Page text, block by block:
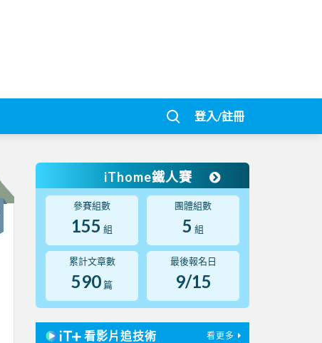
登入/註冊
iThome鐵人賽
參賽組數
155 組
團體組數
5 組
累計文章數
590 篇
最後報名日
9/15
看影片追技術 看更多